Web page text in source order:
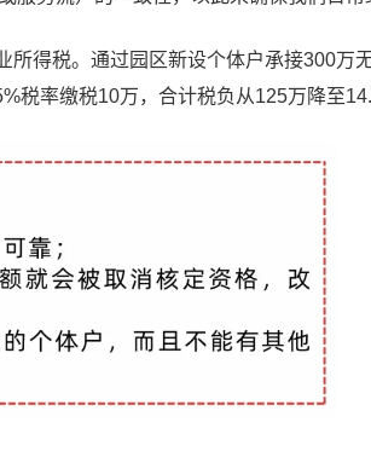
得税。通过园区新设个体户承接300万
税率缴税10万，合计税负从125万降至